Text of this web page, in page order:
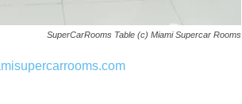
SuperCarRooms Table (c) Miami Supercar Rooms